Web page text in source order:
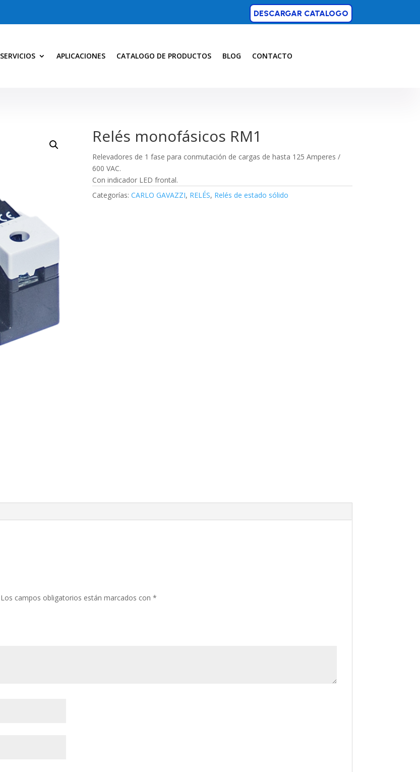
DESCARGAR CATALOGO
SERVICIOS APLICACIONES CATALOGO DE PRODUCTOS BLOG CONTACTO
Relés monofásicos RM1
Relevadores de 1 fase para conmutación de cargas de hasta 125 Amperes /
600 VAC.
Con indicador LED frontal.
Categorías: CARLO GAVAZZI, RELÉS, Relés de estado sólido
Los campos obligatorios están marcados con*